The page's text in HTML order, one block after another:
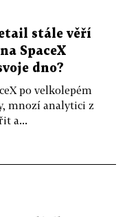
stále věří
SpaceX
dno?
po velkolepém
mnozí analytici z
a...